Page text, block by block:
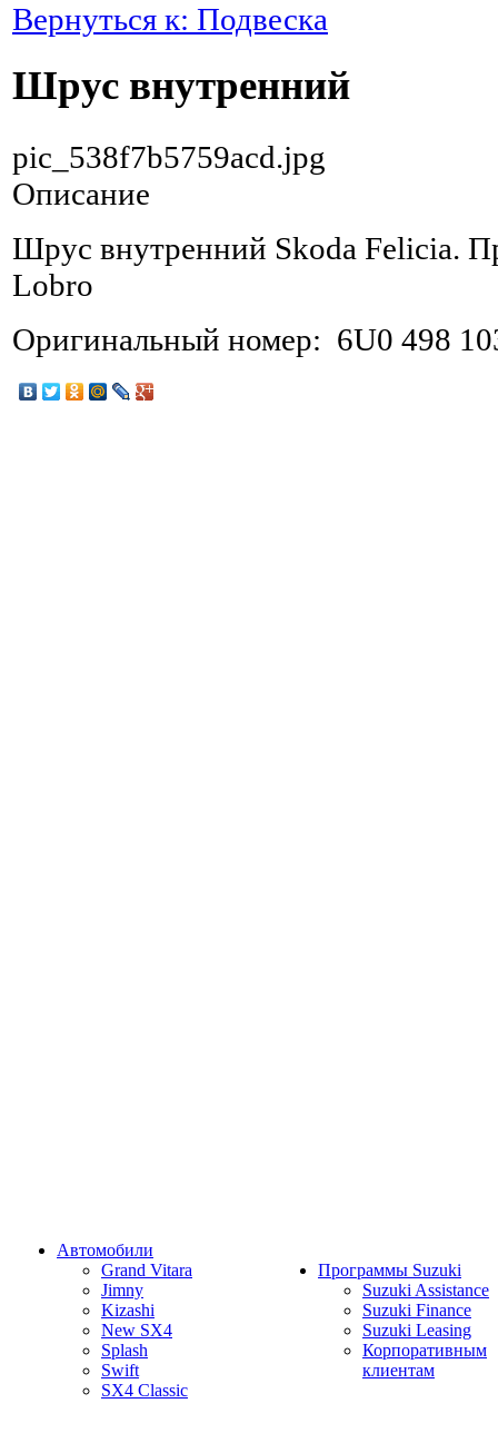
Вернуться к: Подвеска
Шрус внутренний
pic_538f7b5759acd.jpg
Описание
Шрус внутренний Skoda Felicia.
Lobro
Оригинальный номер: 6U0 498
Автомобили
Grand Vitara
Jimny
Kizashi
New SX4
Splash
Swift
SX4 Classic
Программы Suzuki
Suzuki Assistance
Suzuki Finance
Suzuki Leasing
Корпоративным
клиентам